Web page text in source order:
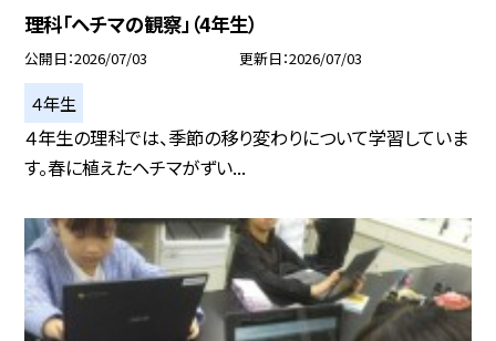
理科「ヘチマの観察」（4年生）
公開日 2026/07/03 更新日 2026/07/03
４年生
４年生の理科では、季節の移り変わりについて学習していま
す。春に植えたヘチマがずい...